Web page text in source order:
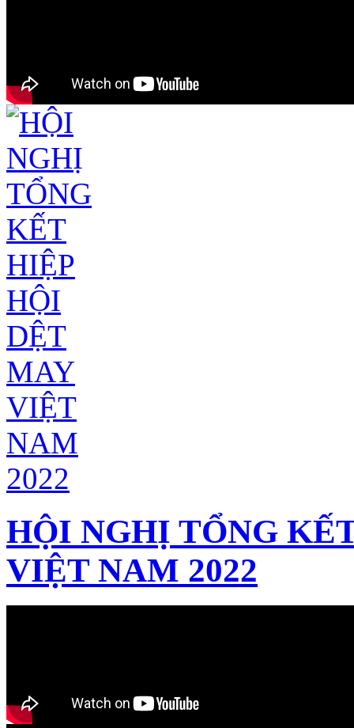
HỘI NGHỊ TỔNG
VIỆT NAM 2022